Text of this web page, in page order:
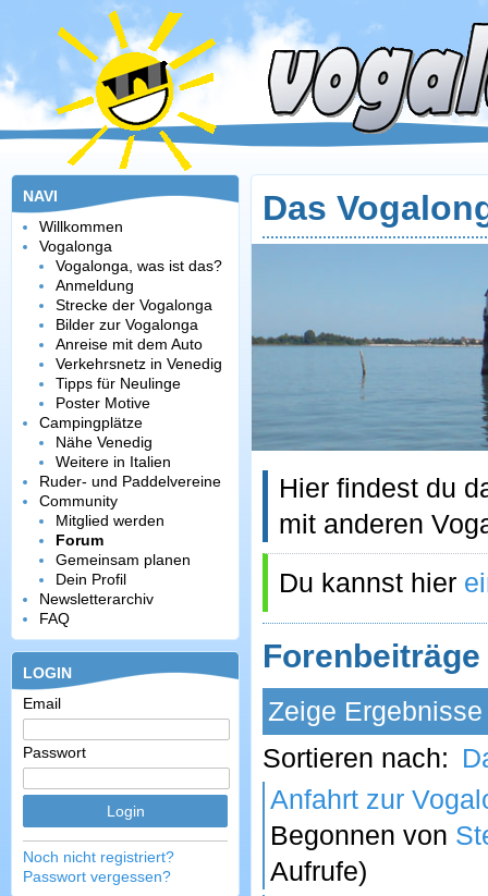
NAVI
Willkommen
Vogalonga
Vogalonga, was ist das?
Anmeldung
Strecke der Vogalonga
Bilder zur Vogalonga
Anreise mit dem Auto
Verkehrsnetz in Venedig
Tipps für Neulinge
Poster Motive
Campingplätze
Nähe Venedig
Weitere in Italien
Ruder- und Paddelvereine
Community
Mitglied werden
Forum
Gemeinsam planen
Dein Profil
Newsletterarchiv
FAQ
LOGIN
Email
Passwort
Noch nicht registriert?
Passwort vergessen?
Das
Hier findest du
mit anderen
Du kannst hier
Forenbeiträge
Zeige
Sortieren nach:
Anfahrt zur
Begonnen von
Aufrufe)